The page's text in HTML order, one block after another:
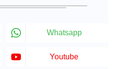
Whatsapp
Youtube